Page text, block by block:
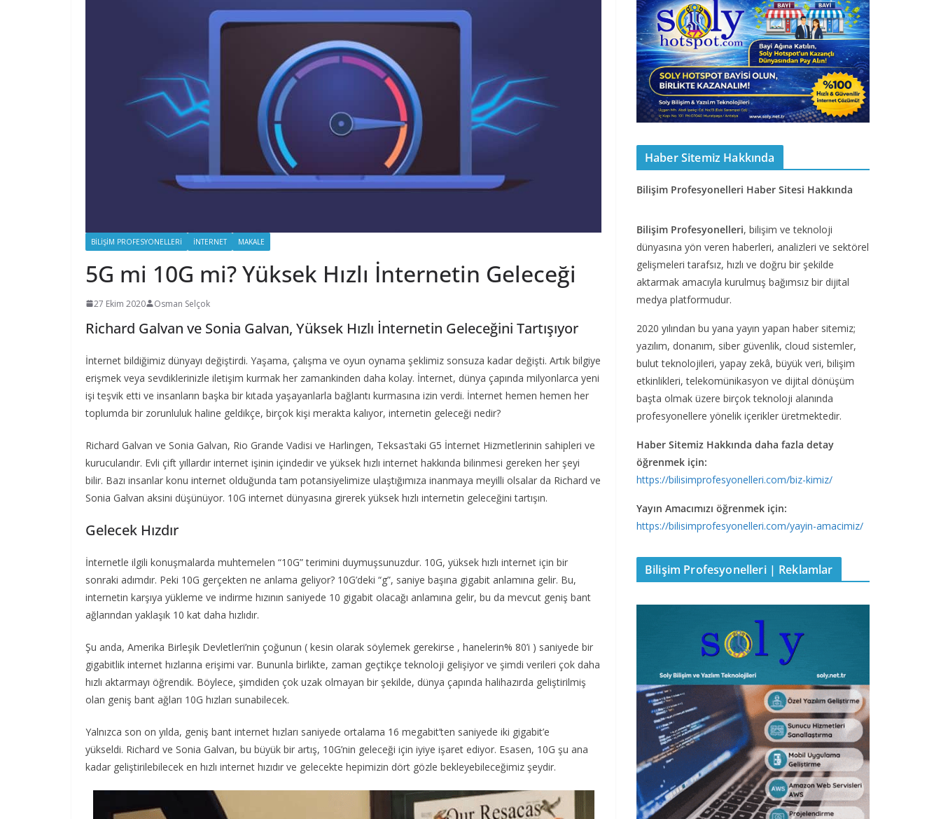
BILIŞIM PROFESYONELLERI İNTERNET MAKALE
5G mi 10G mi? Yüksek Hızlı İnternetin Geleceği
27 Ekim 2020 Osman Selçok
Richard Galvan ve Sonia Galvan, Yüksek Hızlı İnternetin Geleceğini Tartışıyor
İnternet bildiğimiz dünyayı değiştirdi. Yaşama, çalışma ve oyun oynama şeklimiz sonsuza kadar değişti. Artık bilgiye
erişmek veya sevdiklerinizle iletişim kurmak her zamankinden daha kolay. İnternet, dünya çapında milyonlarca yeni
işi teşvik etti ve insanların başka bir kıtada yaşayanlarla bağlantı kurmasına izin verdi. İnternet hemen hemen her
toplumda bir zorunluluk haline geldikçe, birçok kişi merakta kalıyor, internetin geleceği nedir?
Richard Galvan ve Sonia Galvan, Rio Grande Vadisi ve Harlingen, Teksas’taki G5 İnternet Hizmetlerinin sahipleri ve
kurucularıdır. Evli çift yıllardır internet işinin içindedir ve yüksek hızlı internet hakkında bilinmesi gereken her şeyi
bilir. Bazı insanlar konu internet olduğunda tam potansiyelimize ulaştığımıza inanmaya meyilli olsalar da Richard ve
Sonia Galvan aksini düşünüyor. 10G internet dünyasına girerek yüksek hızlı internetin geleceğini tartışın.
Gelecek Hızdır
İnternetle ilgili konuşmalarda muhtemelen “10G” terimini duymuşsunuzdur. 10G, yüksek hızlı internet için bir
sonraki adımdır. Peki 10G gerçekten ne anlama geliyor? 10G’deki “g”, saniye başına gigabit anlamına gelir. Bu,
internetin karşıya yükleme ve indirme hızının saniyede 10 gigabit olacağı anlamına gelir, bu da mevcut geniş bant
ağlarından yaklaşık 10 kat daha hızlıdır.
Şu anda, Amerika Birleşik Devletleri’nin çoğunun ( kesin olarak söylemek gerekirse , hanelerin% 80’i ) saniyede bir
gigabitlik internet hızlarına erişimi var. Bununla birlikte, zaman geçtikçe teknoloji gelişiyor ve şimdi verileri çok daha
hızlı aktarmayı öğrendik. Böylece, şimdiden çok uzak olmayan bir şekilde, dünya çapında halihazırda geliştirilmiş
olan geniş bant ağları 10G hızları sunabilecek.
Yalnızca son on yılda, geniş bant internet hızları saniyede ortalama 16 megabit’ten saniyede iki gigabit’e
yükseldi. Richard ve Sonia Galvan, bu büyük bir artış, 10G’nin geleceği için iyiye işaret ediyor. Esasen, 10G şu ana
kadar geliştirilebilecek en hızlı internet hızıdır ve gelecekte hepimizin dört gözle bekleyebileceğimiz şeydir.
Haber Sitemiz Hakkında
Bilişim Profesyonelleri Haber Sitesi Hakkında
Bilişim Profesyonelleri, bilişim ve teknoloji
dünyasına yön veren haberleri, analizleri ve sektörel
gelişmeleri tarafsız, hızlı ve doğru bir şekilde
aktarmak amacıyla kurulmuş bağımsız bir dijital
medya platformudur.
2020 yılından bu yana yayın yapan haber sitemiz;
yazılım, donanım, siber güvenlik, cloud sistemler,
bulut teknolojileri, yapay zekâ, büyük veri, bilişim
etkinlikleri, telekomünikasyon ve dijital dönüşüm
başta olmak üzere birçok teknoloji alanında
profesyonellere yönelik içerikler üretmektedir.
Haber Sitemiz Hakkında daha fazla detay
öğrenmek için:
https://bilisimprofesyonelleri.com/biz-kimiz/
Yayın Amacımızı öğrenmek için:
https://bilisimprofesyonelleri.com/yayin-amacimiz/
Bilişim Profesyonelleri | Reklamlar